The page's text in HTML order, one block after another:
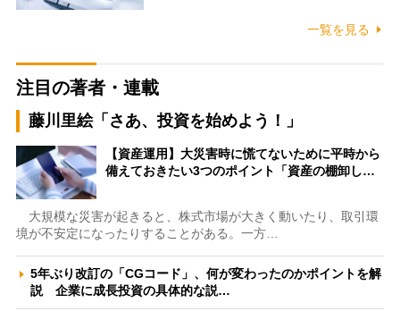
一覧を見る
注目の著者・連載
藤川里絵「さあ、投資を始めよう！」
【資産運用】大災害時に慌てないために平時から
備えておきたい3つのポイント「資産の棚卸し…
大規模な災害が起きると、株式市場が大きく動いたり、取引環
境が不安定になったりすることがある。一方…
5年ぶり改訂の「CGコード」、何が変わったのかポイントを解
説 企業に成長投資の具体的な説…